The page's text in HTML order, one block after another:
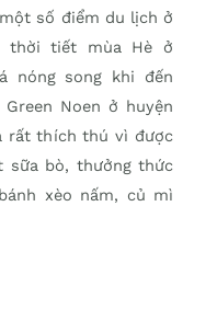
số điểm du lịch ở
thời tiết mùa Hè ở
nóng song khi đến
Noen ở huyện
rất thích thú vì được
sữa bò, thưởng thức
xèo nấm, củ mì